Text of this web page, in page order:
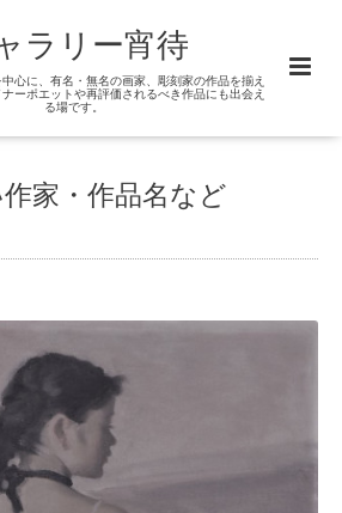
ラリー宵待
心に、有名・無名の画家、彫刻家の作品を揃え
ーポエットや再評価されるべき作品にも出会え
る場です。
家・作品名など